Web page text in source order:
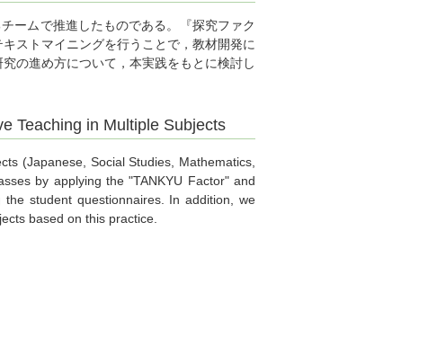
ームで推進したものである。『探究ファク
ストマイニングを行うことで，教材開発に
の進め方について，本実践をもとに検討し
Teaching in Multiple Subjects
(Japanese, Social Studies, Mathematics,
by applying the "TANKYU Factor" and
student questionnaires. In addition, we
based on this practice.